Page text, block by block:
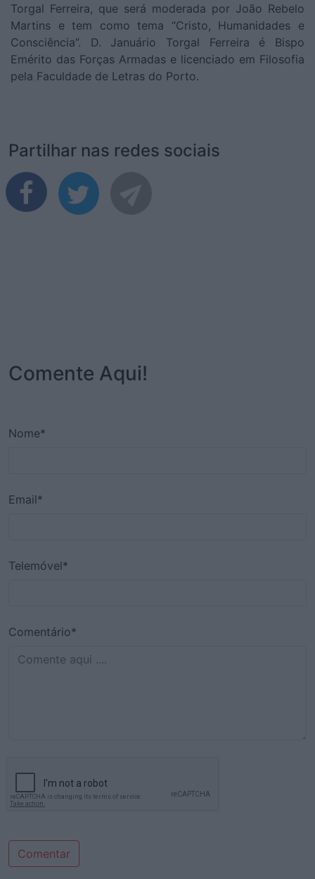
Torgal Ferreira, que será moderada por João Rebelo
Martins e tem como tema “Cristo, Humanidades e
Consciência”. D. Januário Torgal Ferreira é Bispo
Emérito das Forças Armadas e licenciado em Filosofia
pela Faculdade de Letras do Porto.
Partilhar nas redes sociais
Comente Aqui!
Nome*
Email*
Telemóvel*
Comentário*
Comentar